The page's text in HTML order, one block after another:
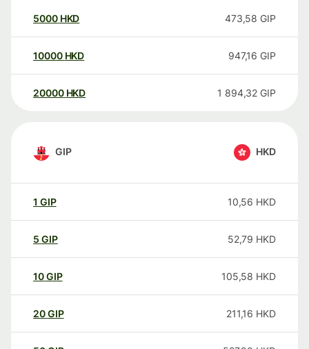
5000 HKD 473,58 GIP
10000 HKD 947,16 GIP
20000 HKD 1 894,32 GIP
GIP HKD
1 GIP 10,56 HKD
5 GIP 52,79 HKD
10GIP 105,58 HKD
20GIP 211,16 HKD